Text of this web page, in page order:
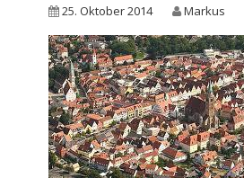
25. Oktober 2014 Markus